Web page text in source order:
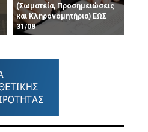
(Σωματεία, Προσημειώσεις
και Κληρονομητήρια) ΕΩΣ
31/08